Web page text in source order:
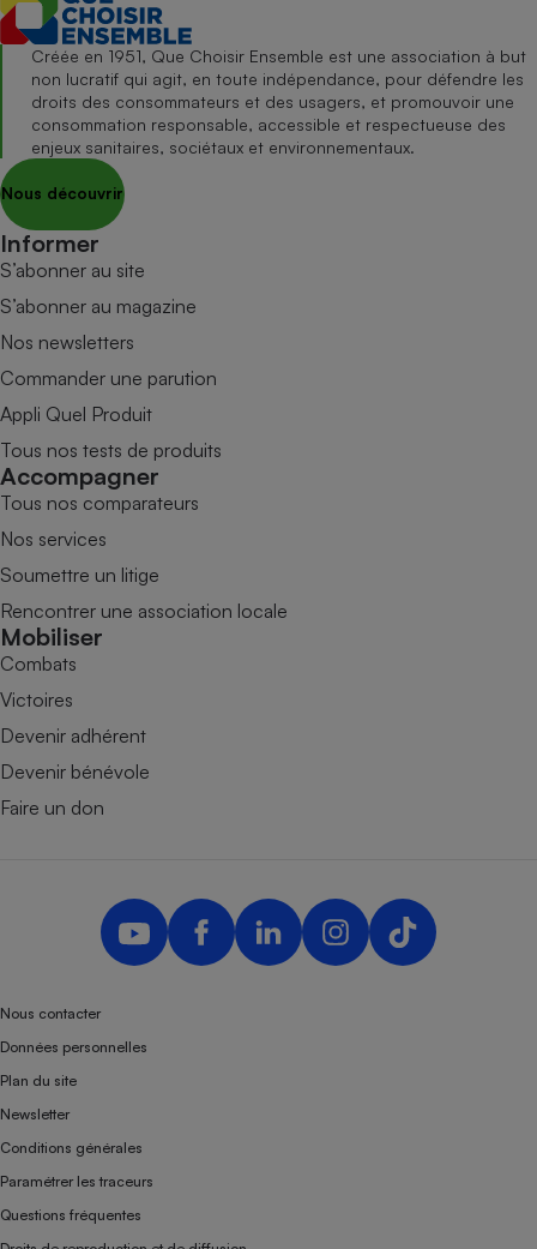
Créée en 1951, Que Choisir Ensemble est une association à but
non lucratif qui agit, en toute indépendance, pour défendre les
droits des consommateurs et des usagers, et promouvoir une
consommation responsable, accessible et respectueuse des
enjeux sanitaires, sociétaux et environnementaux.
Nous découvrir
Informer
S’abonner au site
S’abonner au magazine
Nos newsletters
Commander une parution
Appli Quel Produit
Tous nos tests de produits
Accompagner
Tous nos comparateurs
Nos services
Soumettre un litige
Rencontrer une association locale
Mobiliser
Combats
Victoires
Devenir adhérent
Devenir bénévole
Faire un don
Nous contacter
Données personnelles
Plan du site
Newsletter
Conditions générales
Paramétrer les traceurs
Questions fréquentes